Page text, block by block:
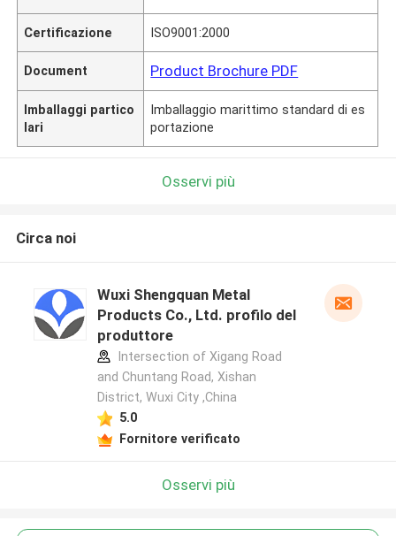
Certificazione ISO9001:2000
Document Product Brochure PDF
Imballaggi partico
lari
Imballaggio marittimo standard di es
portazione
Osservi più
Circa noi
Wuxi Shengquan Metal
Products Co., Ltd. profilo del
produttore
Intersection of Xigang Road
and Chuntang Road, Xishan
District, Wuxi City ,China
5.0
Fornitore verificato
Osservi più